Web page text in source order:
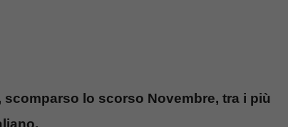
lo scorso Novembre, tra i più